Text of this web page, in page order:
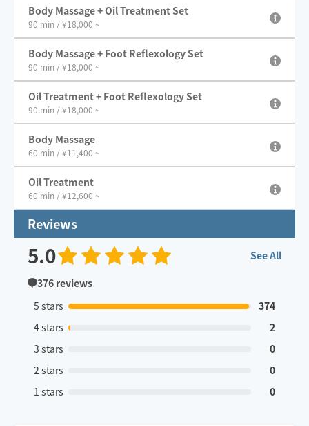
Body Massage + Oil Treatment Set
90 min / ¥18,000 ~
Body Massage + Foot Reflexology Set
90 min / ¥18,000 ~
Oil Treatment + Foot Reflexology Set
90 min / ¥18,000 ~
Body Massage
60 min / ¥11,400 ~
Oil Treatment
60 min / ¥12,600 ~
Reviews
5.0
See All
376 reviews
5 stars
374
4 stars
2
3 stars
0
2 stars
0
1 stars
0